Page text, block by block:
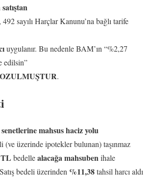
sayılı Harçlar Kanunu’na bağlı tarife
uygulanır. Bu nedenle BAM’ın “%2,27
edilsin”
.
mahsus haciz yolu
(ve üzerinde ipotekler bulunan) taşınmaz
TL bedellealacağa mahsubenihale
bedeli üzerinden %11,38tahsil harcı aldı